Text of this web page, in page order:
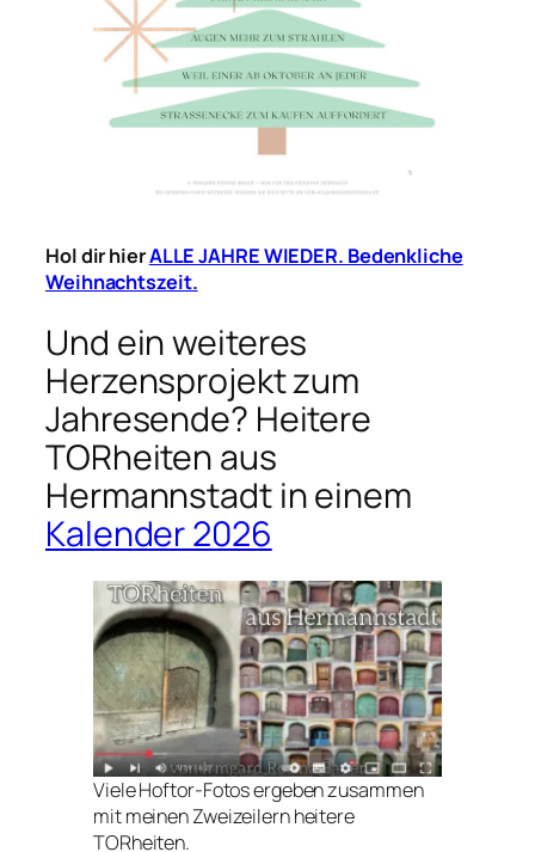
Hol dir hierALLE JAHRE WIEDER. Bedenkliche
Weihnachtszeit.
Und ein weiteres
Herzensprojekt zum
Jahresende? Heitere
TORheiten aus
Hermannstadt in einem
Kalender 2026
Viele Hoftor-Fotos ergeben zusammen
mit meinen Zweizeilern heitere
TORheiten.